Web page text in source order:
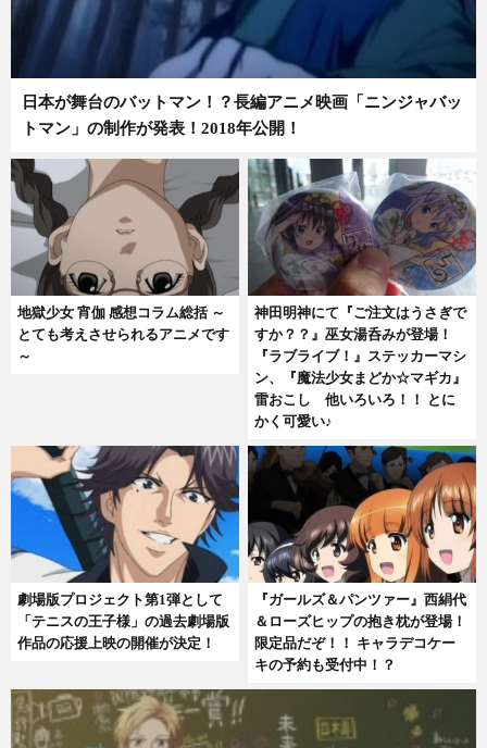
日本が舞台のバットマン！？長編アニメ映画「ニンジャバッ
トマン」の制作が発表！2018年公開！
地獄少女 宵伽 感想コラム総括 ～
とても考えさせられるアニメです
～
神田明神にて『ご注文はうさぎで
すか？？』巫女湯呑みが登場！
『ラブライブ！』ステッカーマシ
ン、『魔法少女まどか☆マギカ』
雷おこし 他いろいろ！！ とに
かく可愛い♪
劇場版プロジェクト第1弾として
「テニスの王子様」の過去劇場版
作品の応援上映の開催が決定！
『ガールズ＆パンツァー』西絹代
＆ローズヒップの抱き枕が登場！
限定品だぞ！！ キャラデコケー
キの予約も受付中！？